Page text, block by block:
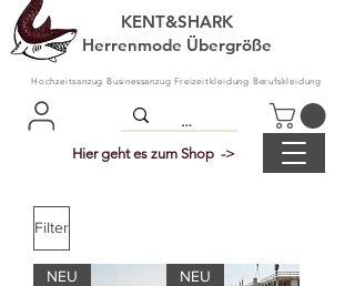
KENT&SHARK
Herrenmode Übergröße
Hochzeitsanzug Businessanzug Freizeitkleidung Berufskleidung
Hier geht es zum Shop ->
Filter
NEU NEU